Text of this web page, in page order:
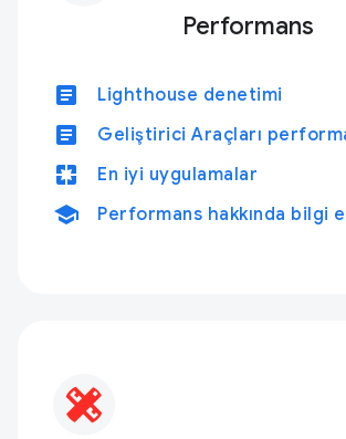
Performans
article Lighthouse denetimi
article Geliştirici Araçları
pages En iyi uygulamalar
school Performans hakkında bilgi